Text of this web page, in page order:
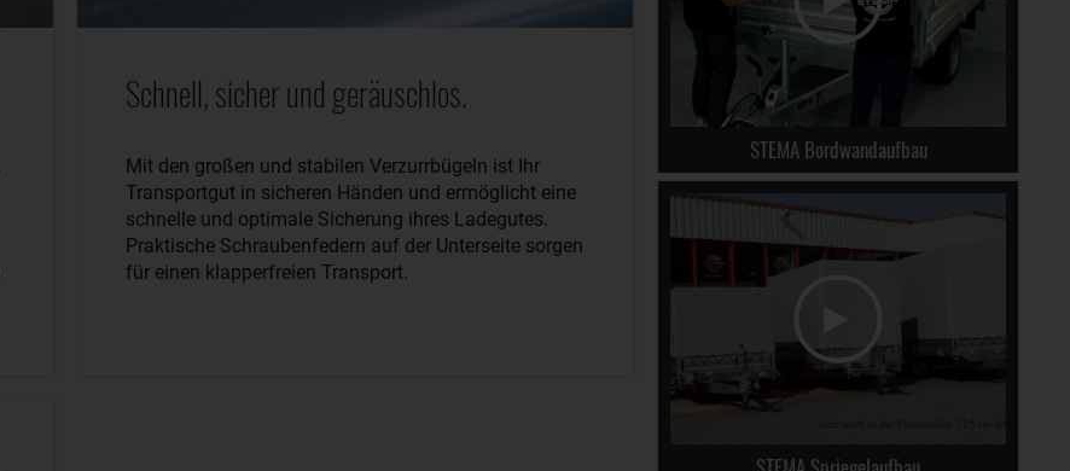
Schnell, sicher und geräuschlos.
Mit den großen und stabilen Verzurrbügeln ist Ihr
Transportgut in sicheren Händen und ermöglicht eine
schnelle und optimale Sicherung ihres Ladegutes.
Praktische Schraubenfedern auf der Unterseite sorgen
für einen klapperfreien Transport.
STEMA Bordwandaufbau